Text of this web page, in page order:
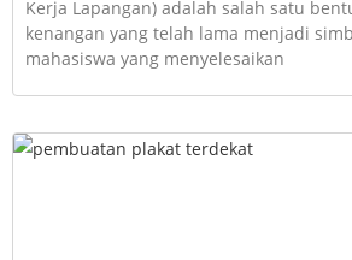
Kerja Lapangan) adalah salah satu
kenangan yang telah lama menjadi
mahasiswa yang menyelesaikan